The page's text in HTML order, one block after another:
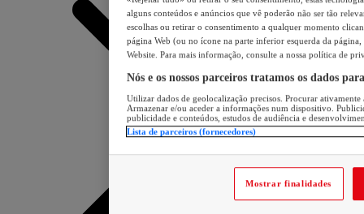
alguns conteúdos e anúncios que vê poderão não ser tão
escolhas ou retirar o consentimento a qualquer momento
página Web (ou no ícone na parte inferior esquerda da página,
Website. Para mais informação, consulte a nossa política de
Nós e os nossos parceiros tratamos os dados
Utilizar dados de geolocalização precisos. Procurar
Armazenar e/ou aceder a informações num dispositivo.
publicidade e conteúdos, estudos de audiência e
Lista de parceiros (fornecedores)
Mostrar finalidades